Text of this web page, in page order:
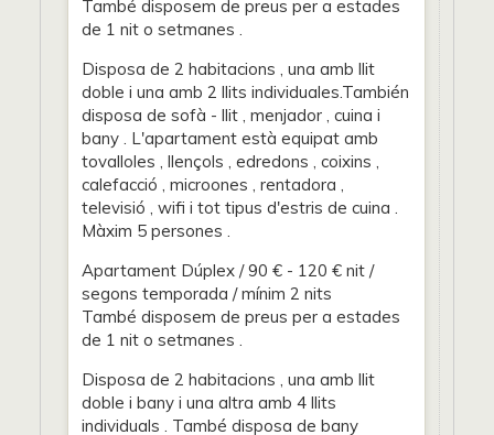
També disposem de preus per a estades
de 1 nit o setmanes .
Disposa de 2 habitacions , una amb llit
doble i una amb 2 llits individuales.También
disposa de sofà - llit , menjador , cuina i
bany . L'apartament està equipat amb
tovalloles , llençols , edredons , coixins ,
calefacció , microones , rentadora ,
televisió , wifi i tot tipus d'estris de cuina .
Màxim 5 persones .
Apartament Dúplex / 90 € - 120 € nit /
segons temporada / mínim 2 nits
També disposem de preus per a estades
de 1 nit o setmanes .
Disposa de 2 habitacions , una amb llit
doble i bany i una altra amb 4 llits
individuals . També disposa de bany